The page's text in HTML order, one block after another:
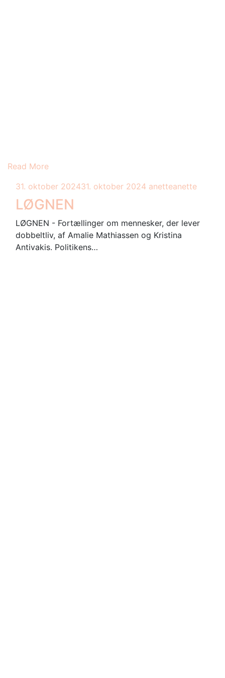
Read More
31. oktober 202431. oktober 2024 anetteanette
LØGNEN
LØGNEN - Fortællinger om mennesker, der lever
dobbeltliv, af Amalie Mathiassen og Kristina
Antivakis. Politikens…